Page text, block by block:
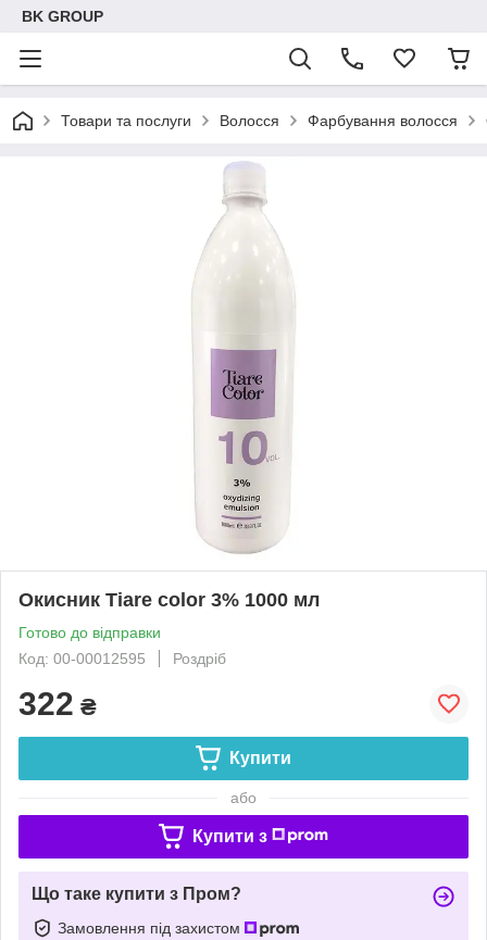
BK GROUP
Товари та послуги Волосся Фарбування волосся
Окисник Tiare color 3% 1000 мл
Готово до відправки
Код: 00-00012595
Роздріб
322 ₴
Купити
або
Купити з
Що таке купити з Пром?
Замовлення під захистом